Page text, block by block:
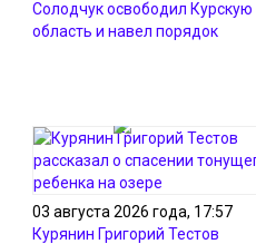
Солодчук освободил Курскую
область и навел порядок
03 августа 2026 года, 17:57
Курянин Григорий Тестов